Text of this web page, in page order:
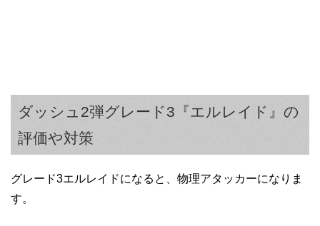
ダッシュ2弾グレード3『エルレイド』の
評価や対策
グレード3エルレイドになると、物理アタッカーになりま
す。